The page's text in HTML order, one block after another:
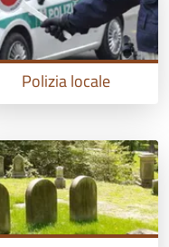
Polizia locale